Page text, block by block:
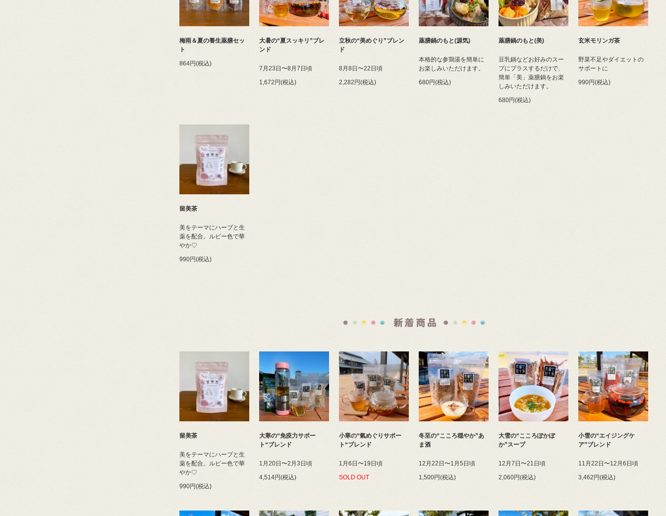
梅雨＆夏の養生薬膳セッ
ト
864円(税込)
大暑の“夏スッキリ”ブレ
ンド
7月23日〜8月7日頃
1,672円(税込)
立秋の“美めぐり”ブレン
ド
8月8日〜22日頃
2,282円(税込)
薬膳鍋のもと(源気)
本格的な参鶏湯を簡単に
お楽しみいただけます。
680円(税込)
薬膳鍋のもと(美)
豆乳鍋などお好みのスー
プにプラスするだけで、
簡単「美」薬膳鍋をお楽
しみいただけます。
680円(税込)
玄米モリンガ茶
野菜不足やダイエットの
サポートに
990円(税込)
留美茶
美をテーマにハーブと生
薬を配合。ルビー色で華
やか♡
990円(税込)
留美茶
美をテーマにハーブと生
薬を配合。ルビー色で華
やか♡
990円(税込)
大寒の“免疫力サポー
ト“ブレンド
1月20日〜2月3日頃
4,514円(税込)
小寒の“氣めぐりサポー
ト“ブレンド
1月6日〜19日頃
SOLD OUT
冬至の“こころ穏やか”あ
ま酒
12月22日〜1月5日頃
1,500円(税込)
大雪の“こころぽかぽ
か”スープ
12月7日〜21日頃
2,060円(税込)
小雪の“エイジングケ
ア”ブレンド
11月22日〜12月6日頃
3,462円(税込)